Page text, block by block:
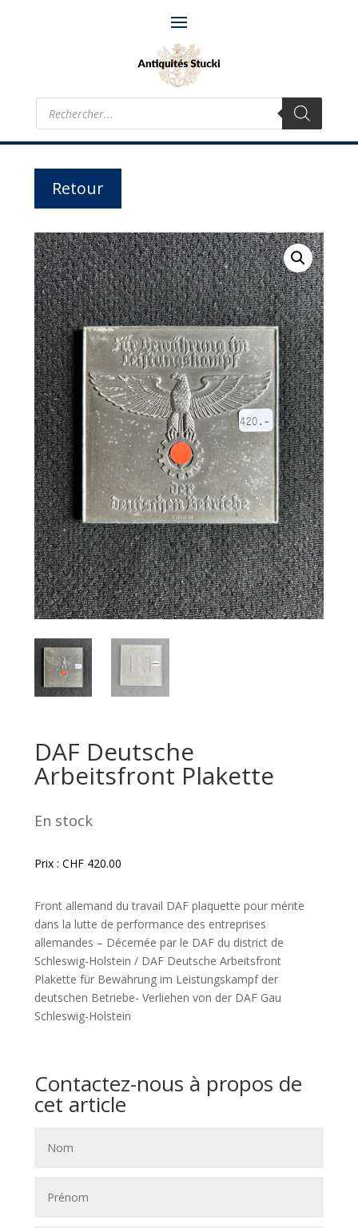
Recherche
produits
Retour
DAF Deutsche
Arbeitsfront Plakette
En stock
Prix : CHF420.00
Front allemand du travail DAF plaquette pour mérite
dans la lutte de performance des entreprises
allemandes – Décernée par le DAF du district de
Schleswig-Holstein / DAF Deutsche Arbeitsfront
Plakette für Bewährung im Leistungskampf der
deutschen Betriebe- Verliehen von der DAF Gau
Schleswig-Holstein
Contactez-nous à propos de
cet article